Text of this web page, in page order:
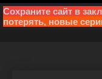
Сохраните сайт в
потерять, новые